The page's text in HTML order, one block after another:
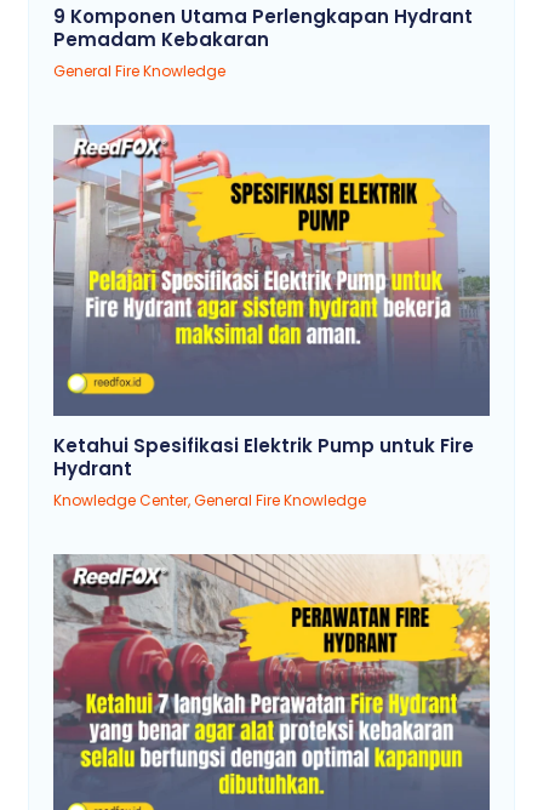
9 Komponen Utama Perlengkapan Hydrant
Pemadam Kebakaran
General Fire Knowledge
Ketahui Spesifikasi Elektrik Pump untuk Fire
Hydrant
Knowledge Center,General Fire Knowledge